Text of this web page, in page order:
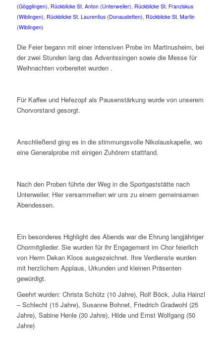
(Gögglingen), Rückblicke St. Anton (Unterweiler), Rückblicke St. Franziskus
(Wiblingen), Rückblicke St. Laurentius (Donaustetten), Rückblicke St. Martin
(Wiblingen)
Die Feier begann mit einer intensiven Probe im Martinusheim, bei
der zwei Stunden lang das Adventssingen sowie die Messe für
Weihnachten vorbereitet wurden .
Für Kaffee und Hefezopf als Pausenstärkung wurde von unserem
Chorvorstand gesorgt.
Anschließend ging es in die stimmungsvolle Nikolauskapelle, wo
eine Generalprobe mit einigen Zuhörern stattfand.
Nach den Proben führte der Weg in die Sportgaststätte nach
Unterweiler. Hier versammelten wir uns zu einem gemeinsamen
Abendessen.
Ein besonderes Highlight des Abends war die Ehrung langjähriger
Chormitglieder. Sie wurden für ihr Engagement im Chor feierlich
von Herrn Dekan Kloos ausgezeichnet. Ihre Verdienste wurden
mit herzlichem Applaus, Urkunden und kleinen Präsenten
gewürdigt.
Geehrt wurden: Christa Schütz (10 Jahre), Rolf Böck, Julia Hainzl
– Schlecht (15 Jahre), Susanne Bohnet, Friedrich Gradwohl (25
Jahre), Sabine Henle (30 Jahre), Hilde und Ernst Wolfgang (50
Jahre)